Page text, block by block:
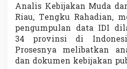
Analis Kebijakan Muda
Riau, Tengku Rahadian,
pengumpulan data IDI
34 provinsi di
Prosesnya melibatkan
dan dokumen kebijakan